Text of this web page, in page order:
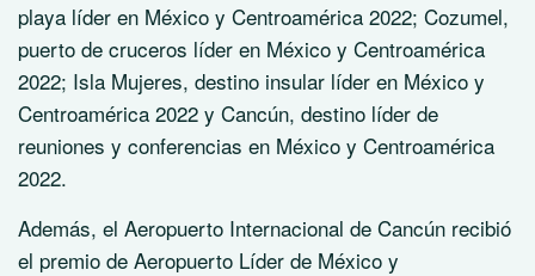
playa líder en México y Centroamérica 2022; Cozumel,
puerto de cruceros líder en México y Centroamérica
2022; Isla Mujeres, destino insular líder en México y
Centroamérica 2022 y Cancún, destino líder de
reuniones y conferencias en México y Centroamérica
2022.
Además, el Aeropuerto Internacional de Cancún recibió
el premio de Aeropuerto Líder de México y